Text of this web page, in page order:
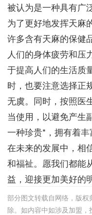
被认为是一种具有广
为了更好地发挥天麻
许多含有天麻的保健
人们的身体疲劳和压
于提高人们的生活质
时，也要注意选择正
无虞。同时，按照医
当使用，以避免产生
一种珍贵*，拥有着丰
在未来的发展中，相
和福祉。愿我们都能
益，迎接更加美好的
部分图文转载自网络，版
除。如内容中如涉及加盟